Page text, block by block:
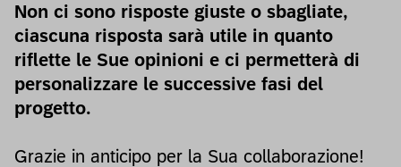
Non ci sono risposte giuste o sbagliate,
ciascuna risposta sarà utile in quanto
riflette le Sue opinioni e ci permetterà di
personalizzare le successive fasi del
progetto.
Grazie in anticipo per la Sua collaborazione!